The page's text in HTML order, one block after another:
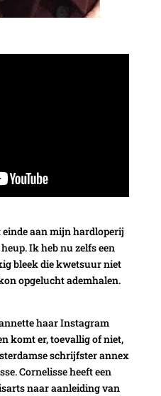
einde aan mijn hardloperij
Ik heb nu zelfs een
bleek die kwetsuur niet
opgelucht ademhalen.
haar Instagram
komt er, toevallig of niet,
schrijfster annex
Cornelisse heeft een
naar aanleiding van